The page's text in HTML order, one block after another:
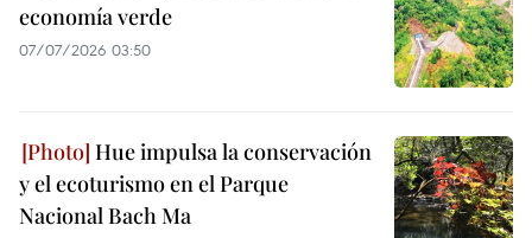
economía verde
07/07/2026 03:50
Hue impulsa la conservación
y el ecoturismo en el Parque
Nacional Bach Ma